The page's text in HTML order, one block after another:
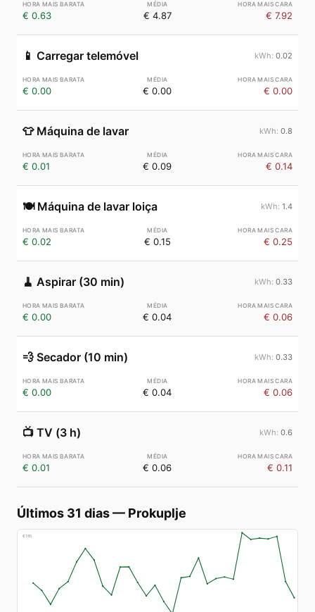
€ 0.63 € 4.87 € 7.92
📱 Carregar telemóvel 0.02
€ 0.00 € 0.00 € 0.00
👕 Máquina de lavar 0.8
€ 0.01 € 0.09 € 0.14
🍽️ Máquina de lavar loiça 1.4
€ 0.02 € 0.15 € 0.25
🧹 Aspirar (30 min) 0.33
€ 0.00 € 0.04 € 0.06
💨 Secador (10 min) 0.33
€ 0.00 € 0.04 € 0.06
📺 TV (3 h) 0.6
€ 0.01 € 0.06 € 0.11
Últimos 31 dias— Prokuplje
€185